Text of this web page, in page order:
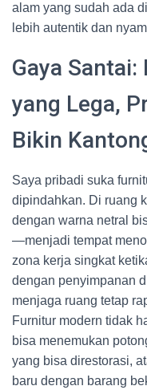
alam yang sudah ada
lebih autentik dan
Gaya
yang Lega,
Bikin
Saya pribadi suka
dipindahkan. Di ruang
dengan warna netral
—menjadi tempat
zona kerja singkat
dengan penyimpanan
menjaga ruang tetap
Furnitur modern tidak
bisa menemukan
yang bisa direstorasi,
baru dengan barang